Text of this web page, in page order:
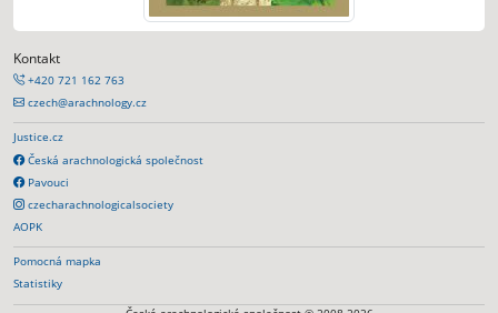
Kontakt
+420 721 162 763
czech@arachnology.cz
Justice.cz
Česká arachnologická společnost
Pavouci
czecharachnologicalsociety
AOPK
Pomocná mapka
Statistiky